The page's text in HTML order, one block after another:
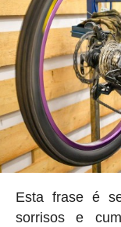
Esta frase é
sorrisos e